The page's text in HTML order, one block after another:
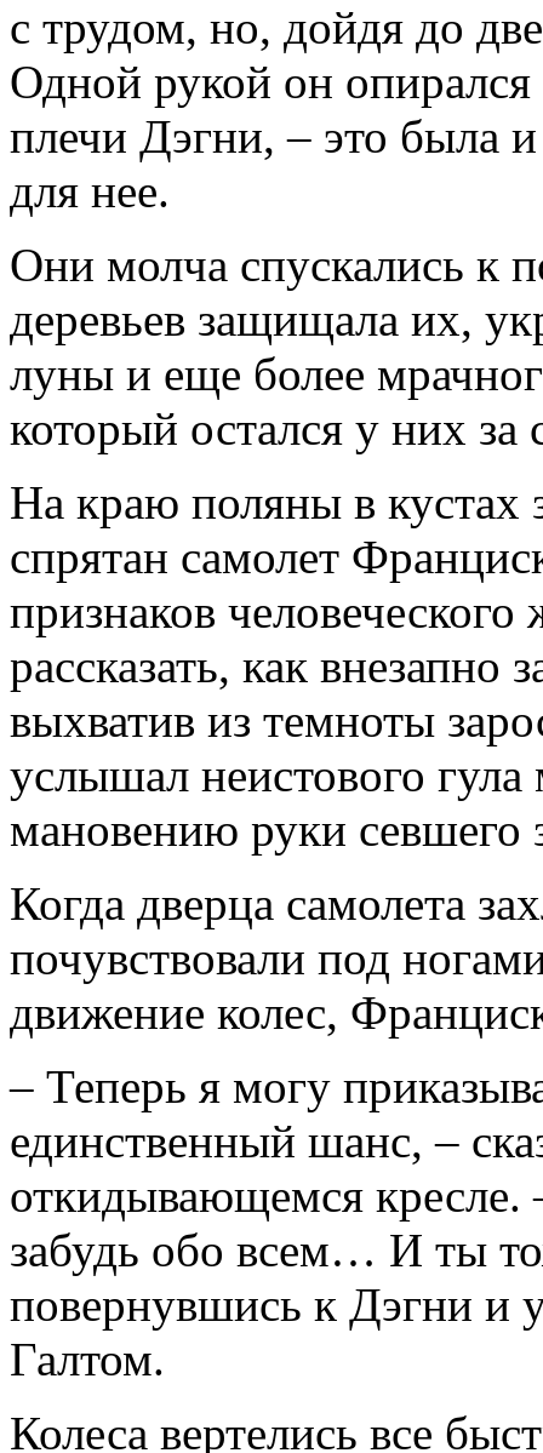
с трудом, но, дойдя до
Одной рукой он
плечи Дэгни, – это была
для нее.
Они молча спускались к
деревьев защищала их,
луны и еще более
который остался у них за
На краю поляны в
спрятан самолет
признаков
рассказать, как внезапно
выхватив из темноты
услышал неистового
мановению руки севшего
Когда дверца самолета
почувствовали под
движение колес,
– Теперь я могу
единственный шанс, –
откидывающемся кресле.
забудь обо всем… И ты
повернувшись к Дэгни и
Галтом.
Колеса вертелись все